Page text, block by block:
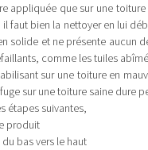
appliquée que sur une
faut bien la nettoyer en lui
solide et ne présente aucun
comme les tuiles
sur une toiture en
sur une toiture saine dure
étapes suivantes,
produit
bas vers le haut